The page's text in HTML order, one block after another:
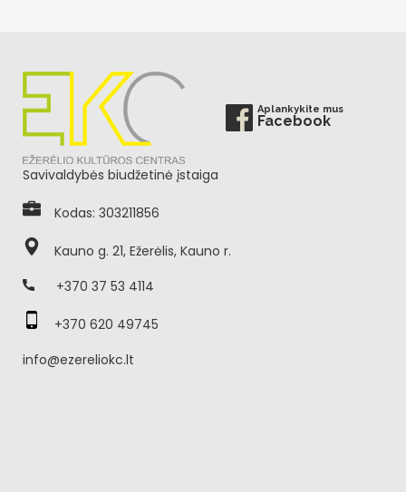
Aplankykite mus
Facebook
Savivaldybės biudžetinė įstaiga
Kodas: 303211856
Kauno g. 21, Ežerėlis, Kauno r.
+370 37 53 4114
+370 620 49745
info@ezereliokc.lt